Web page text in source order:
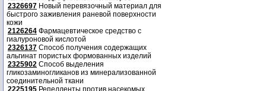
2326697 Новый перевязочный материал для
быстрого заживления раневой поверхности
кожи
2126264 Фармацевтическое средство с
гиалуроновой кислотой
2326137 Способ получения содержащих
альгинат пористых формованных изделий
2325902 Способ выделения
гликозаминогликанов из минерализованной
соединительной ткани
2225195 Репелленты против насекомых